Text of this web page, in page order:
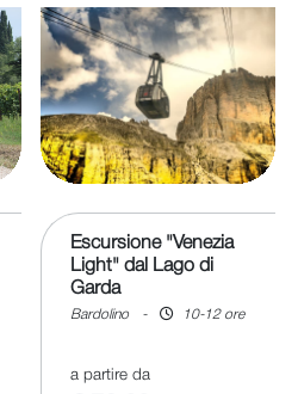
Escursione "Venezia
Light" dal Lago di
Garda
Bardolino - 10-12 ore
a partire da